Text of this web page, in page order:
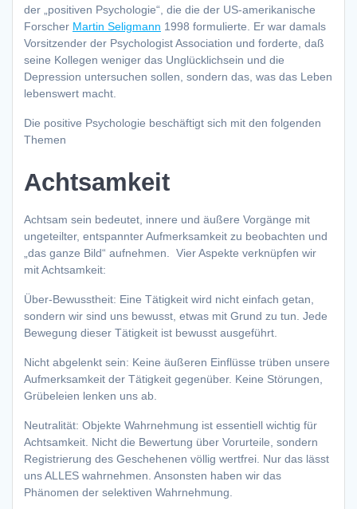
der „positiven Psychologie“, die die der US-amerikanische
Forscher Martin Seligmann 1998 formulierte. Er war damals
Vorsitzender der Psychologist Association und forderte, daß
seine Kollegen weniger das Unglücklichsein und die
Depression untersuchen sollen, sondern das, was das Leben
lebenswert macht.
Die positive Psychologie beschäftigt sich mit den folgenden
Themen
Achtsamkeit
Achtsam sein bedeutet, innere und äußere Vorgänge mit
ungeteilter, entspannter Aufmerksamkeit zu beobachten und
„das ganze Bild“ aufnehmen. Vier Aspekte verknüpfen wir
mit Achtsamkeit:
Über-Bewusstheit: Eine Tätigkeit wird nicht einfach getan,
sondern wir sind uns bewusst, etwas mit Grund zu tun. Jede
Bewegung dieser Tätigkeit ist bewusst ausgeführt.
Nicht abgelenkt sein: Keine äußeren Einflüsse trüben unsere
Aufmerksamkeit der Tätigkeit gegenüber. Keine Störungen,
Grübeleien lenken uns ab.
Neutralität: Objekte Wahrnehmung ist essentiell wichtig für
Achtsamkeit. Nicht die Bewertung über Vorurteile, sondern
Registrierung des Geschehenen völlig wertfrei. Nur das lässt
uns ALLES wahrnehmen. Ansonsten haben wir das
Phänomen der selektiven Wahrnehmung.